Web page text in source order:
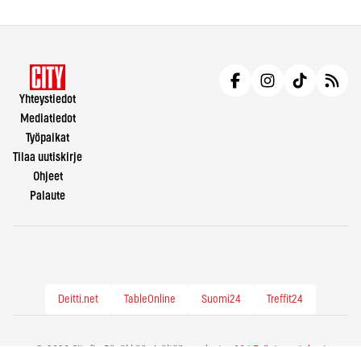
Yhteystiedot
Mediatiedot
Työpaikat
Tilaa uutiskirje
Ohjeet
Palaute
Deitti.net TableOnline Suomi24 Treffit24